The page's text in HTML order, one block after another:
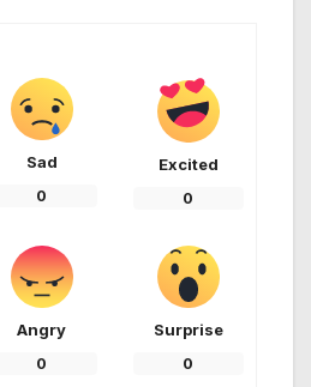
Sad
0
Excited
0
Angry
0
Surprise
0